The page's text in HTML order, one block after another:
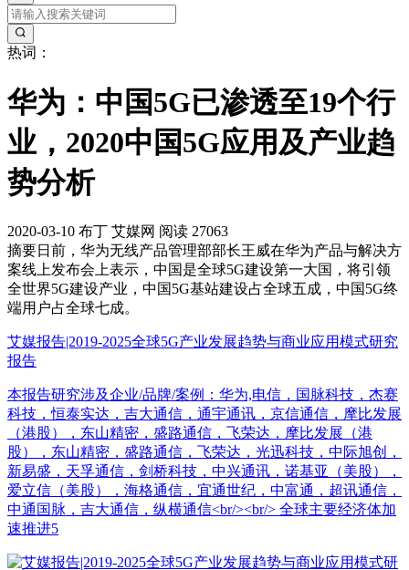
热词：
华为：中国5G已渗透至19个行
业，2020中国5G应用及产业趋
势分析
2020-03-10 布丁 艾媒网 阅读 27063
摘要日前，华为无线产品管理部部长王威在华为产品与解决方
案线上发布会上表示，中国是全球5G建设第一大国，将引领
全世界5G建设产业，中国5G基站建设占全球五成，中国5G终
端用户占全球七成。
艾媒报告|2019-2025全球5G产业发展趋势与商业应用模式研究
报告
本报告研究涉及企业/品牌/案例：华为,电信，国脉科技，杰赛
科技，恒泰实达，吉大通信，通宇通讯，京信通信，摩比发展
（港股），东山精密，盛路通信，飞荣达，摩比发展（港
股），东山精密，盛路通信，飞荣达，光迅科技，中际旭创，
新易盛，天孚通信，剑桥科技，中兴通讯，诺基亚（美股），
爱立信（美股），海格通信，宜通世纪，中富通，超讯通信，
中通国脉，吉大通信，纵横通信<br/><br/> 全球主要经济体加
速推进5